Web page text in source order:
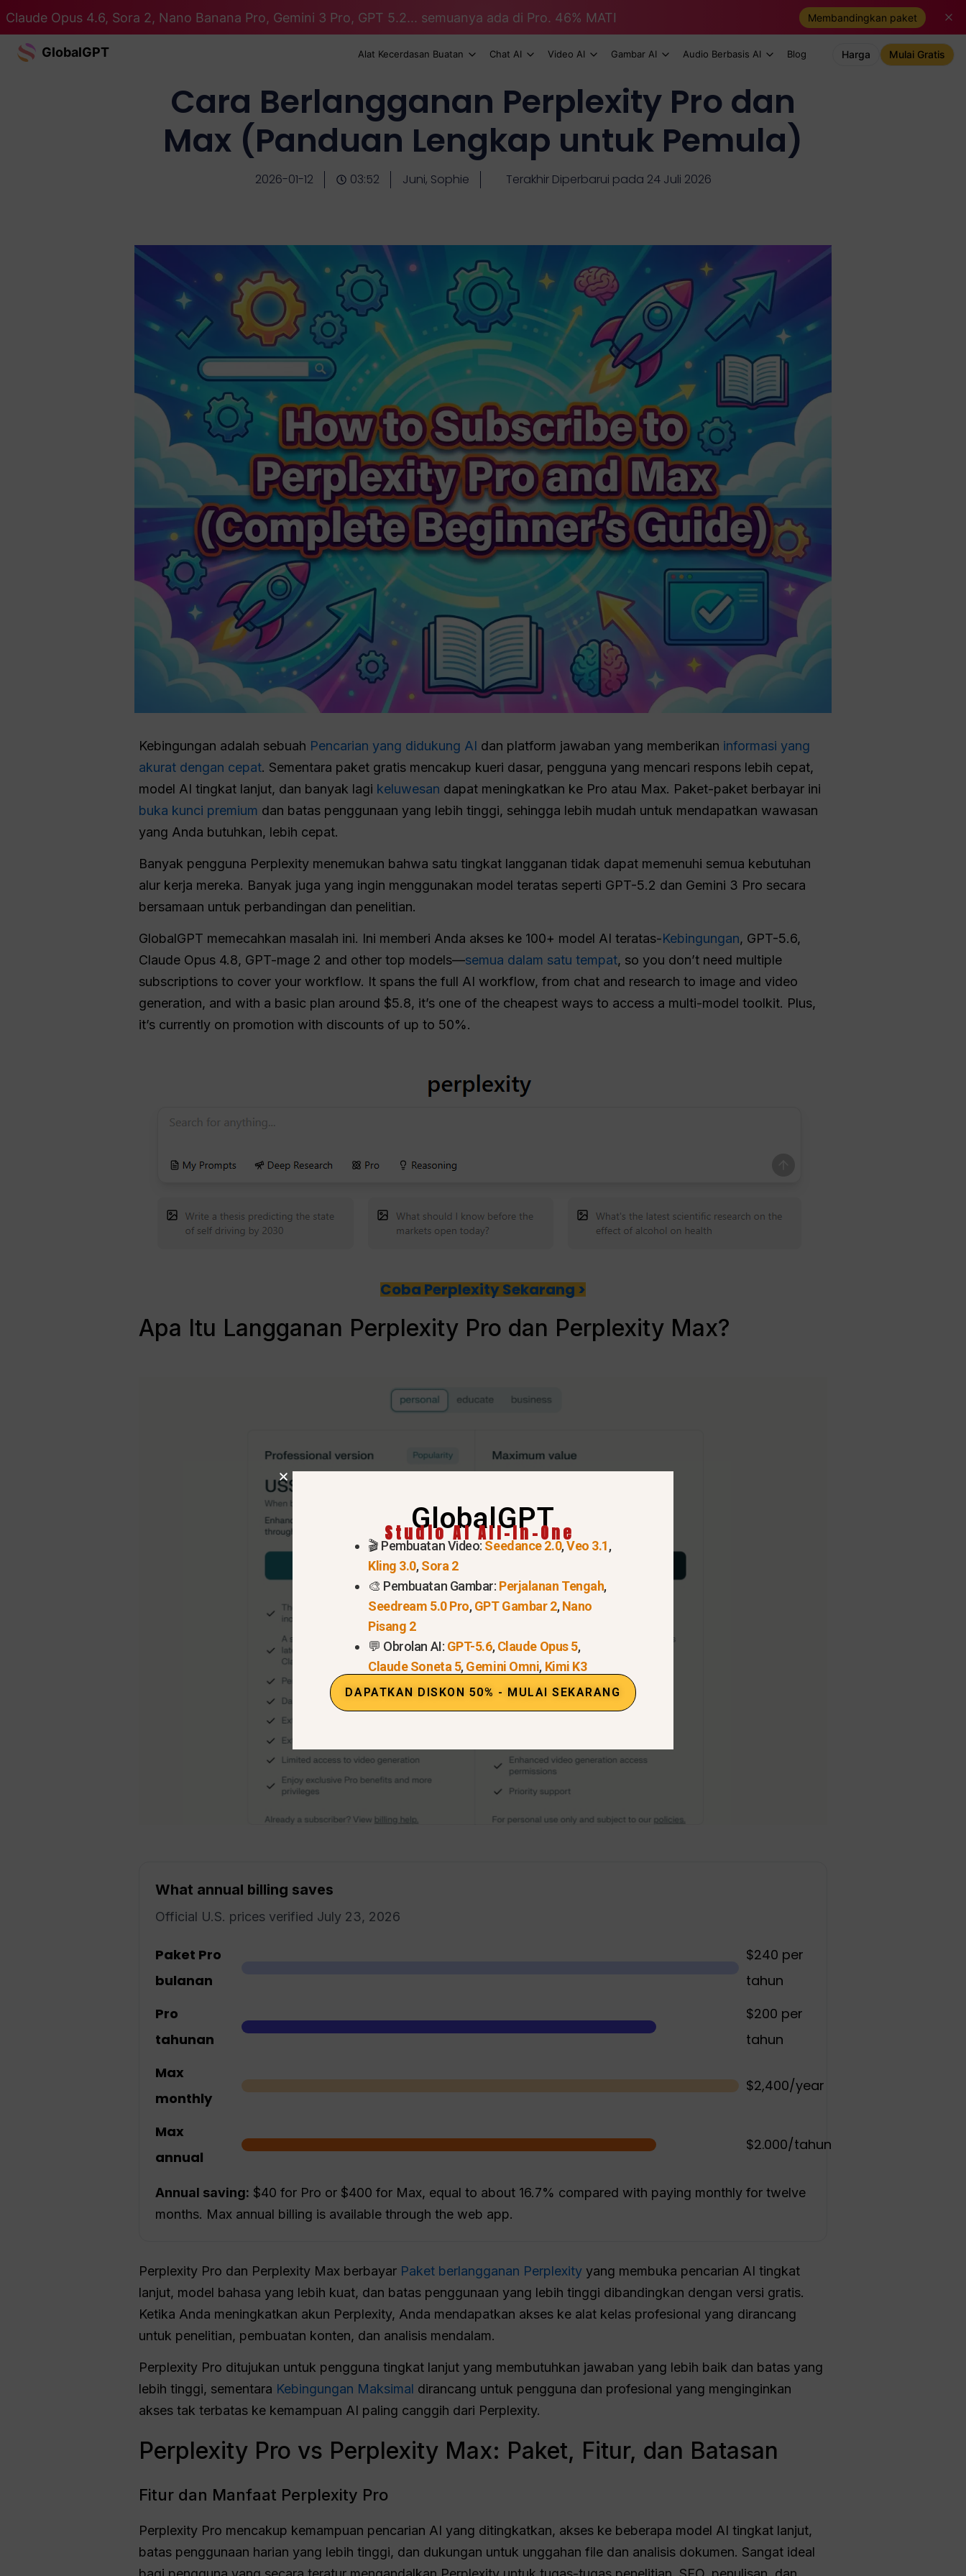
Claude Opus 4.6, Sora 2, Nano Banana Pro, Gemini 3 Pro, GPT 5.2... semuanya ada di Pro. 46% MATI Membandingkan paket
GlobalGPT Alat Kecerdasan Buatan Chat AI Video AI Gambar AI Audio Berbasis AI Blog Harga Mulai Gratis
Cara Berlangganan Perplexity Pro dan
Max (Panduan Lengkap untuk Pemula)
2026-01-12 03:52 Juni, Sophie Terakhir Diperbarui pada 24 Juli 2026
Kebingungan adalah sebuah Pencarian yang didukung AI dan platform jawaban yang memberikan informasi yang
akurat dengan cepat. Sementara paket gratis mencakup kueri dasar, pengguna yang mencari respons lebih cepat,
model AI tingkat lanjut, dan banyak lagi keluwesan dapat meningkatkan ke Pro atau Max. Paket-paket berbayar ini
buka kunci premium dan batas penggunaan yang lebih tinggi, sehingga lebih mudah untuk mendapatkan wawasan
yang Anda butuhkan, lebih cepat.
Banyak pengguna Perplexity menemukan bahwa satu tingkat langganan tidak dapat memenuhi semua kebutuhan
alur kerja mereka. Banyak juga yang ingin menggunakan model teratas seperti GPT-5.2 dan Gemini 3 Pro secara
bersamaan untuk perbandingan dan penelitian.
GlobalGPT memecahkan masalah ini. Ini memberi Anda akses ke 100+ model AI teratas-Kebingungan, GPT-5.6,
Claude Opus 4.8, GPT-mage 2 and other top models—semua dalam satu tempat, so you don’t need multiple
subscriptions to cover your workflow. It spans the full AI workflow, from chat and research to image and video
generation, and with a basic plan around $5.8, it’s one of the cheapest ways to access a multi-model toolkit. Plus,
it’s currently on promotion with discounts of up to 50%.
Coba Perplexity Sekarang >
Apa Itu Langganan Perplexity Pro dan Perplexity Max?
What annual billing saves
Official U.S. prices verified July 23, 2026
Paket Pro
bulanan
$240 per
tahun
Pro
tahunan
$200 per
tahun
Max
monthly
$2,400/year
Max
annual
$2.000/tahun
Annual saving: $40 for Pro or $400 for Max, equal to about 16.7% compared with paying monthly for twelve
months. Max annual billing is available through the web app.
Perplexity Pro dan Perplexity Max berbayar Paket berlangganan Perplexity yang membuka pencarian AI tingkat
lanjut, model bahasa yang lebih kuat, dan batas penggunaan yang lebih tinggi dibandingkan dengan versi gratis.
Ketika Anda meningkatkan akun Perplexity, Anda mendapatkan akses ke alat kelas profesional yang dirancang
untuk penelitian, pembuatan konten, dan analisis mendalam.
Perplexity Pro ditujukan untuk pengguna tingkat lanjut yang membutuhkan jawaban yang lebih baik dan batas yang
lebih tinggi, sementara Kebingungan Maksimal dirancang untuk pengguna dan profesional yang menginginkan
akses tak terbatas ke kemampuan AI paling canggih dari Perplexity.
Perplexity Pro vs Perplexity Max: Paket, Fitur, dan Batasan
Fitur dan Manfaat Perplexity Pro
Perplexity Pro mencakup kemampuan pencarian AI yang ditingkatkan, akses ke beberapa model AI tingkat lanjut,
batas penggunaan harian yang lebih tinggi, dan dukungan untuk unggahan file dan analisis dokumen. Sangat ideal
GlobalGPT
Studio AI All-In-One
🎬 Pembuatan Video: Seedance 2.0,Veo 3.1,
Kling 3.0,Sora 2
🎨 Pembuatan Gambar: Perjalanan Tengah,
Seedream 5.0 Pro,GPT Gambar 2,Nano
Pisang 2
💬 Obrolan AI: GPT-5.6,Claude Opus 5,
Claude Soneta 5,Gemini Omni, Kimi K3
DAPATKAN DISKON 50% - MULAI SEKARANG